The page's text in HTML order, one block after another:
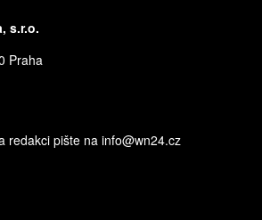
s.r.o.
Praha
redakci pište na info@wn24.cz